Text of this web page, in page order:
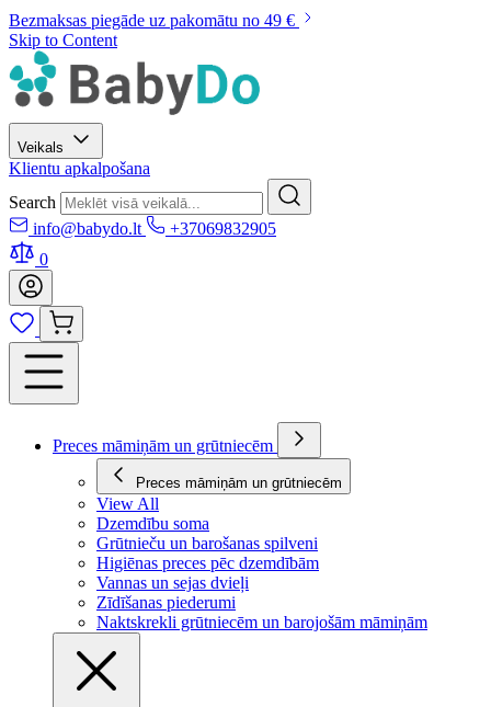
Bezmaksas piegāde uz pakomātu no 49 €
Skip to Content
Veikals
Klientu apkalpošana
Search
info@babydo.lt
+37069832905
0
Preces māmiņām un grūtniecēm
Preces māmiņām un grūtniecēm
View All
Dzemdību soma
Grūtnieču un barošanas spilveni
Higiēnas preces pēc dzemdībām
Vannas un sejas dvieļi
Zīdīšanas piederumi
Naktskrekli grūtniecēm un barojošām māmiņām